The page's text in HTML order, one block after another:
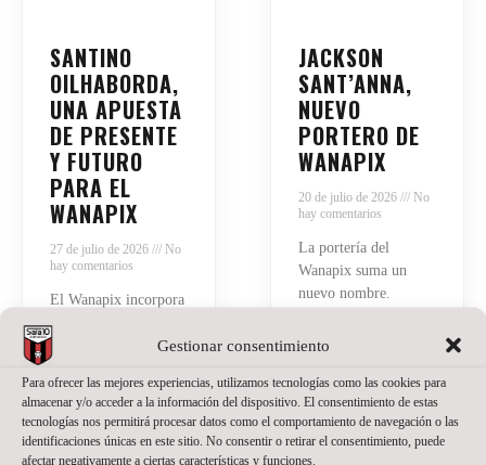
Gestionar consentimiento
Para ofrecer las mejores experiencias, utilizamos tecnologías como las cookies para
almacenar y/o acceder a la información del dispositivo. El consentimiento de estas
tecnologías nos permitirá procesar datos como el comportamiento de navegación o las
identificaciones únicas en este sitio. No consentir o retirar el consentimiento, puede
afectar negativamente a ciertas características y funciones.
SANTINO
OILHABORDA,
UNA APUESTA
DE PRESENTE
Y FUTURO
PARA EL
WANAPIX
27 de julio de 2026
No
hay comentarios
El Wanapix incorpora
a Santino Oilhaborda
para la temporada
diestro argentino llega
procedente de Ferro y
afrontará en Zaragoza
su primera
JACKSON
SANT’ANNA,
NUEVO
PORTERO DE
WANAPIX
20 de julio de 2026
No
hay comentarios
La portería del
Wanapix suma un
nuevo nombre.
defenderá nuestra
temporada del regreso
a Primera División.
El brasileño, de 23
años, llega a Zaragoza